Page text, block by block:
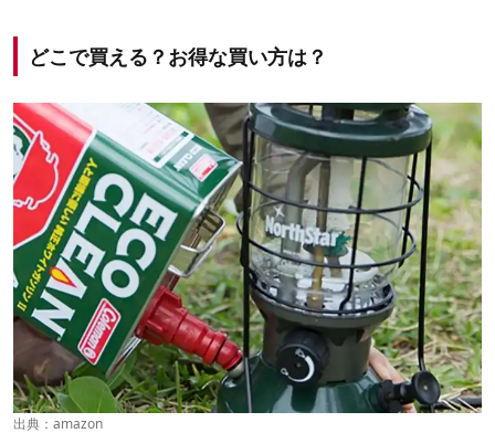
どこで買える？お得な買い方は？
出典： amazon